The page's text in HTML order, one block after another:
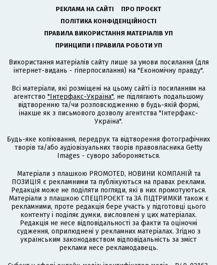
РЕКЛАМА НА САЙТІ
ПРО ПРОЄКТ
ПОЛІТИКА КОНФІДЕНЦІЙНОСТІ
ПРАВИЛА ВИКОРИСТАННЯ МАТЕРІАЛІВ УП
ПРИНЦИПИ І ПРАВИЛА РОБОТИ УП
Використання матеріалів сайту лише за умови посилання (для
інтернет-видань - гіперпосилання) на "Економічну правду".
Всі матеріали, які розміщені на цьому сайті із посиланням на
агентство "Інтерфакс-Україна", не підлягають подальшому
відтворенню та/чи розповсюдженню в будь-якій формі,
інакше як з письмового дозволу агентства "Інтерфакс-
Україна".
Будь-яке копіювання, передрук та відтворення фотографічних
творів та/або аудіовізуальних творів правовласника Getty
Images - суворо забороняється.
Матеріали з плашкою PROMOTED, НОВИНИ КОМПАНІЙ та
ПОЗИЦІЯ є рекламними та публікуються на правах реклами.
Редакція може не поділяти погляди, які в них промотуються.
Матеріали з плашкою СПЕЦПРОЄКТ та ЗА ПІДТРИМКИ також є
рекламними, проте редакція бере участь у підготовці цього
контенту і поділяє думки, висловлені у цих матеріалах.
Редакція не несе відповідальності за факти та оціночні
судження, оприлюднені у рекламних матеріалах. Згідно з
українським законодавством відповідальність за зміст
реклами несе рекламодавець.